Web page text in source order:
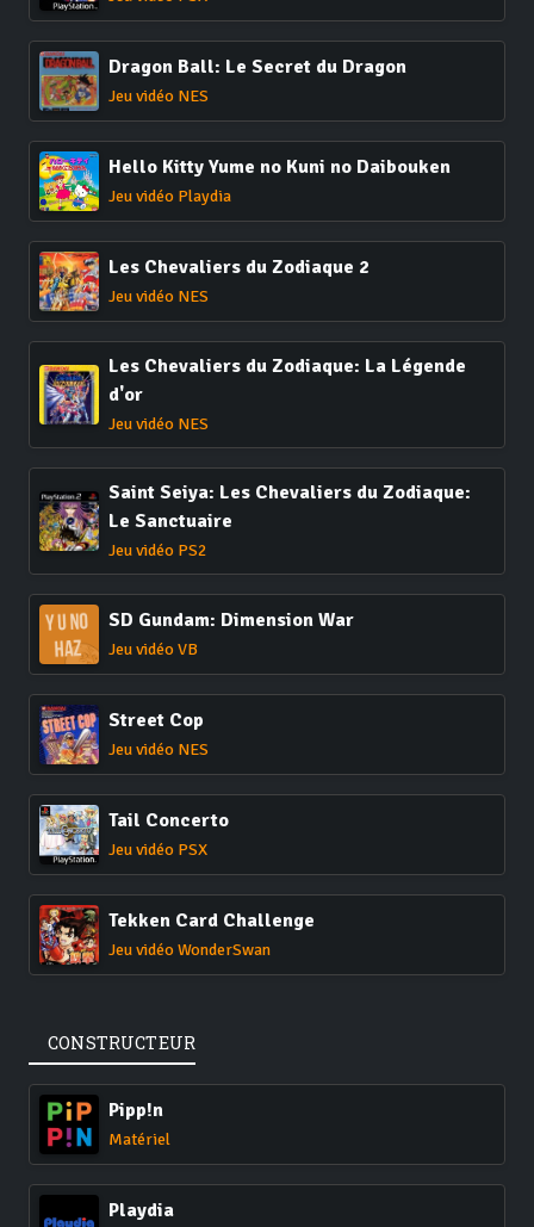
Dragon Ball: Le Secret du Dragon
Jeu vidéo NES
Hello Kitty Yume no Kuni no Daibouken
Jeu vidéo Playdia
Les Chevaliers du Zodiaque 2
Jeu vidéo NES
Les Chevaliers du Zodiaque: La Légende
d'or
Jeu vidéo NES
Saint Seiya: Les Chevaliers du Zodiaque:
Le Sanctuaire
Jeu vidéo PS2
SD Gundam: Dimension War
Jeu vidéo VB
Street Cop
Jeu vidéo NES
Tail Concerto
Jeu vidéo PSX
Tekken Card Challenge
Jeu vidéo WonderSwan
CONSTRUCTEUR
Pipp!n
Matériel
Playdia